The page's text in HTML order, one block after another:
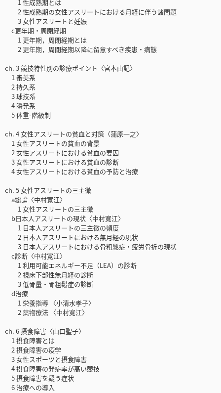
1 性成熟期とは
2 性成熟期の女性アスリートにおける月経に伴う諸問題
3 女性アスリートと妊娠
c更年期・周閉経期
1 更年期，周閉経期とは
2 更年期，周閉経期以降に留意すべき疾患・病態
ch. 3 競技特性別の診療ポイント〈宮本由記〉
1 審美系
2 持久系
3 球技系
4 瞬発系
5 体重-階級制
ch. 4 女性アスリートの貧血と対策〈蒲原一之〉
1 女性アスリートの貧血の背景
2 女性アスリートにおける貧血の要因
3 女性アスリートにおける貧血の診断
4 女性アスリートにおける貧血の予防と治療
ch. 5 女性アスリートの三主徴
a総論〈中村寛江〉
1 女性アスリートの三主徴
b日本人アスリートの現状〈中村寛江〉
1 日本人アスリートの三主徴の頻度
2 日本人アスリートにおける無月経の現状
3 日本人アスリートにおける骨粗鬆症・疲労骨折の現状
c診断〈中村寛江〉
1 利用可能エネルギー不足（LEA）の診断
2 視床下部性無月経の診断
3 低骨量・骨粗鬆症の診断
d治療
1 栄養指導 〈小清水孝子〉
2 薬物療法 〈中村寛江〉
ch. 6 摂食障害〈山口聖子〉
1 摂食障害とは
2 摂食障害の疫学
3 女性スポーツと摂食障害
4 摂食障害の発症率が高い競技
5 摂食障害を疑う症状
6 治療への導入